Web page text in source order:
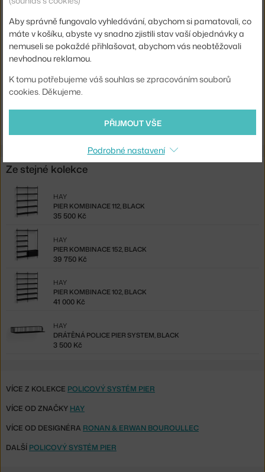
Barva:
Materiál:
hliník, práškově lakovaná ocel
Komponenty sestav: hotové konfigurace
Kód produktu
HAY-AB847-B666-AI80
EAN
5710441390893
Ste zo Slovenska? Prejdite naPier kombinácia 133, black
Shopping from the EU? Switch toPier Combination 133, black
Ze stejné kolekce
PIER KOMBINACE 112, BLACK
HAY
35 500 Kč
PIER KOMBINACE 152, BLACK
HAY
39 750 Kč
PIER KOMBINACE 102, BLACK
HAY
41 000 Kč
DRÁTĚNÁ POLICE PIER SYSTEM, BLACK
HAY
3 500 Kč
VÍCE Z KOLEKCE POLICOVÝ SYSTÉM PIER
VÍCE OD ZNAČKY HAY
VÍCE OD DESIGNÉRA RONAN & ERWAN BOUROULLEC
DALŠÍ POLICOVÝ SYSTÉM PIER
Aby správně fungovalo vyhledávání, abychom si pamatovali, co
máte v košíku, abyste vy snadno zjistili stav vaší objednávky a
nemuseli se pokaždé přihlašovat, abychom vás neobtěžovali
nevhodnou reklamou.
K tomu potřebujeme váš souhlas se zpracováním souborů
cookies. Děkujeme.
PŘIJMOUT VŠE
Podrobné nastavení